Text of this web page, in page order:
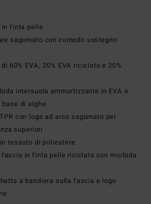
in finta pelle
sagomato con comodo sostegno
60% EVA, 20% EVA riciclato e 20%
intersuola ammortizzante in EVA e
base di alghe
con logo ad arco sagomato per
superiori
tessuto di poliestere
fascia in finta pelle riciclata con morbida
a bandiera sulla fascia e logo